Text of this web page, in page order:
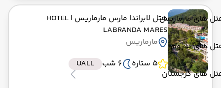
های مارماریس
های بدروم
های گرجستان
هتل لابراندا مارس مارماریس | HOTEL
LABRANDA MARES
مارماریس
5 ستاره
6 شب UALL